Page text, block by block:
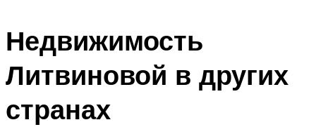
Недвижимость
Литвиновой в других
странах